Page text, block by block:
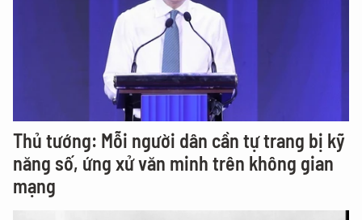
Thủ tướng: Mỗi người dân cần tự trang bị kỹ
năng số, ứng xử văn minh trên không gian
mạng